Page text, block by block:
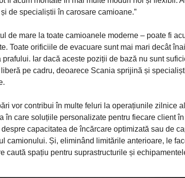
de specialiștii în carosare camioane.”
de mare la toate camioanele moderne – poate fi
Toate orificiile de evacuare sunt mai mari decât
Iar dacă aceste poziții de bază nu sunt
pe cadru, deoarece Scania sprijină și
vor contribui în multe feluri la operațiunile zilnice
în care soluțiile personalizate pentru fiecare client în
capacitatea de încărcare optimizată sau de
camionului. Și, eliminând limitările anterioare, le
caută spațiu pentru suprastructurile și